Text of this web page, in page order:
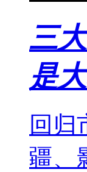
三
是
回归
疆、